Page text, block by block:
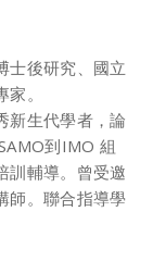
士後研究、國立
。
新生代學者，論
到IMO 組
訓輔導。曾受邀
師。聯合指導學